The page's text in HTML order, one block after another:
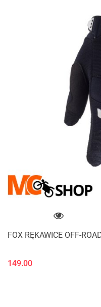
FOX RĘKAWICE OFF-
149.00